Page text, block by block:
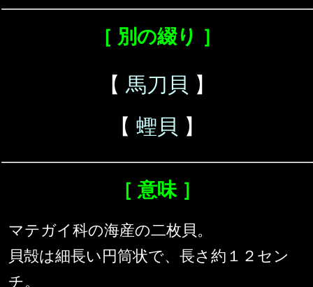
［ 別の綴り ］
【 馬刀貝 】
【 蟶貝 】
［ 意味 ］
マテガイ科の海産の二枚貝。
貝殻は細長い円筒状で、長さ約１２セン
チ。